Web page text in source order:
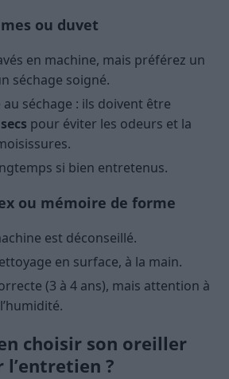
ou duvet
en machine, mais préférez un
séchage soigné.
séchage : ils doivent être
pour éviter les odeurs et la
si bien entretenus.
ou mémoire de forme
est déconseillé.
en surface, à la main.
(3 à 4 ans), mais attention à
choisir son oreiller
?